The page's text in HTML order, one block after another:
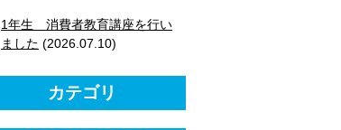
1年生 消費者教育講座を行い
ました (2026.07.10)
カテゴリ